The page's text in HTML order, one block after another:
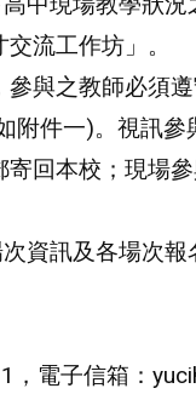
流工作坊」。
與之教師必須
附件一)。視訊參
回本校；現場
資訊及各場次報
電子信箱：